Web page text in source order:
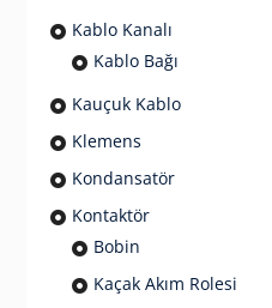
Kablo Kanalı
Kablo Bağı
Kauçuk Kablo
Klemens
Kondansatör
Kontaktör
Bobin
Kaçak Akım Rolesi